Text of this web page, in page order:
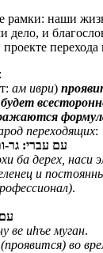
рамки: наши
дело, и
ам иври)
переходящих:
עם עברי: גר-
ба дерех, наси
и
.
עם
ве иhъе муган.
во